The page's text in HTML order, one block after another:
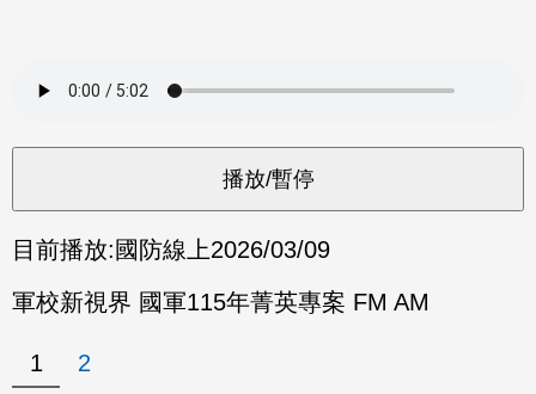
目前播放:國防線上2026/03/09
軍校新視界 國軍115年菁英專案 FM AM
1 2